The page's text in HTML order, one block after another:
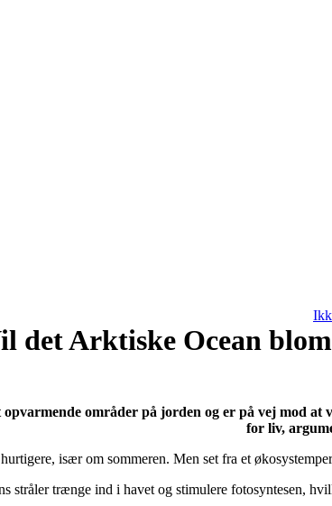
det Arktiske Ocean
områder på jorden og er på vej mod
for liv,
især om sommeren. Men set fra et
stråler trænge ind i havet og stimulere fotosyntesen,